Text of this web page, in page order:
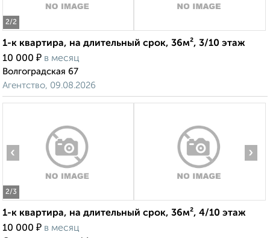
2/2
1-к квартира, на длительный срок, 36м², 3/10 этаж
10 000 ₽ в месяц
Волгоградская 67
Агентство, 09.08.2026
2/3
‹ ›
1-к квартира, на длительный срок, 36м², 4/10 этаж
10 000 ₽ в месяц